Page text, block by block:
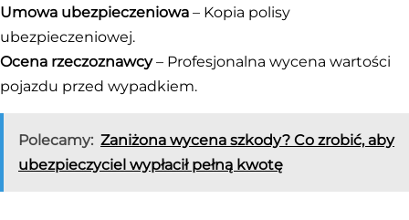
Umowa ubezpieczeniowa – Kopia polisy
ubezpieczeniowej.
Ocena rzeczoznawcy– Profesjonalna wycena wartości
pojazdu przed wypadkiem.
Polecamy: Zaniżona wycena szkody? Co zrobić, aby
ubezpieczyciel wypłacił pełną kwotę